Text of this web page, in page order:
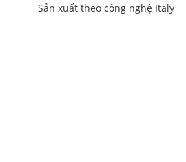
Sản xuất theo công nghệ Italy